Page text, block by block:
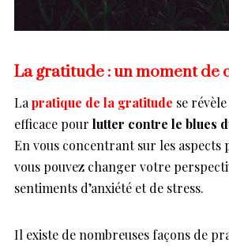
La gratitude : un moment de
La pratique de la gratitude se
efficace pour lutter contre le blues
En vous concentrant sur les aspects
vous pouvez changer votre
sentiments d’anxiété et de stress.
Il existe de nombreuses façons de